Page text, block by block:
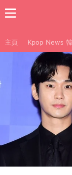
主頁 Kpop News